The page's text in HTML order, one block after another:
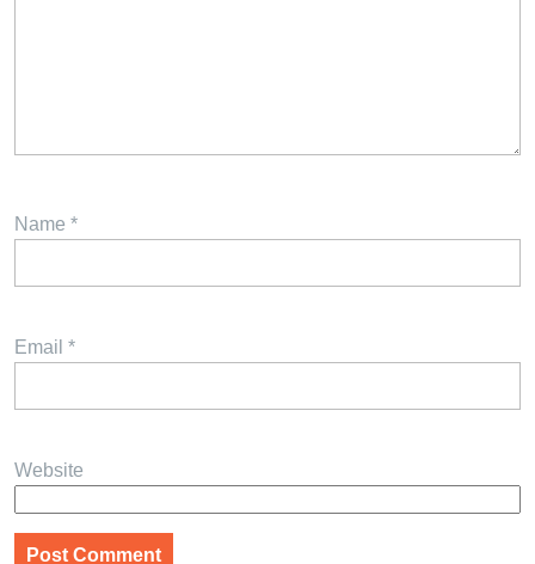
Name *
Email *
Website